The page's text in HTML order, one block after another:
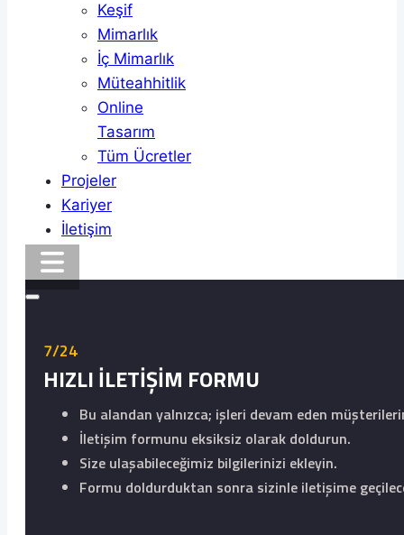
Keşif
Mimarlık
İç Mimarlık
Müteahhitlik
Online
Tasarım
Tüm Ücretler
Projeler
Kariyer
İletişim
7/24
HIZLI İLETİŞİM FORMU
Bu alandan yalnızca; işleri devam eden
İletişim formunu eksiksiz olarak doldurun.
Size ulaşabileceğimiz bilgilerinizi ekleyin.
Formu doldurduktan sonra sizinle iletişime